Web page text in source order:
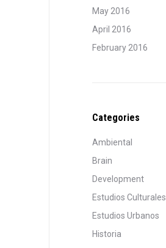
May 2016
April 2016
February 2016
Categories
Ambiental
Brain
Development
Estudios Culturales
Estudios Urbanos
Historia